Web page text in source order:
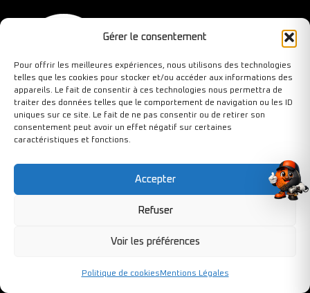
Gérer le consentement
Pour offrir les meilleures expériences, nous utilisons des technologies
telles que les cookies pour stocker et/ou accéder aux informations des
appareils. Le fait de consentir à ces technologies nous permettra de
traiter des données telles que le comportement de navigation ou les ID
uniques sur ce site. Le fait de ne pas consentir ou de retirer son
consentement peut avoir un effet négatif sur certaines
caractéristiques et fonctions.
Accepter
Refuser
Voir les préférences
Politique de cookies Mentions Légales
26-28, rue du chemin vert
Mes favoris